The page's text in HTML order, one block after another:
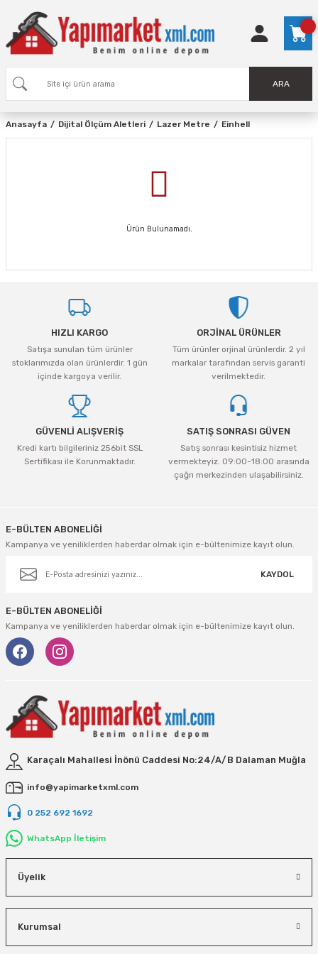
ARA
Anasayfa Dijital Ölçüm Aletleri Lazer Metre Einhell
Ürün Bulunamadı.
HIZLI KARGO
Satışa sunulan tüm ürünler
stoklarımızda olan ürünlerdir. 1 gün
içinde kargoya verilir.
ORJİNAL ÜRÜNLER
Tüm ürünler orjinal ürünlerdir. 2 yıl
markalar tarafından servis garanti
verilmektedir.
GÜVENLİ ALIŞVERİŞ
Kredi kartı bilgileriniz 256bit SSL
Sertifikası ile Korunmaktadır.
SATIŞ SONRASI GÜVEN
Satış sonrası kesintisiz hizmet
vermekteyiz. 09:00-18:00 arasında
çağrı merkezinden ulaşabilirsiniz.
E-BÜLTEN ABONELİĞİ
Kampanya ve yeniliklerden haberdar olmak için e-bültenimize kayıt olun.
KAYDOL
E-BÜLTEN ABONELİĞİ
Kampanya ve yeniliklerden haberdar olmak için e-bültenimize kayıt olun.
Karaçalı Mahallesi İnönü Caddesi No:24/A/B Dalaman Muğla
info@yapimarketxml.com
0 252 692 1692
WhatsApp İletişim
Üyelik
Kurumsal